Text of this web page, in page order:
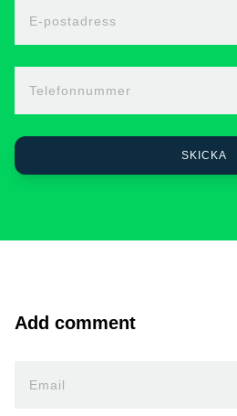
E-postadress
Telefonnummer
Add comment
Email